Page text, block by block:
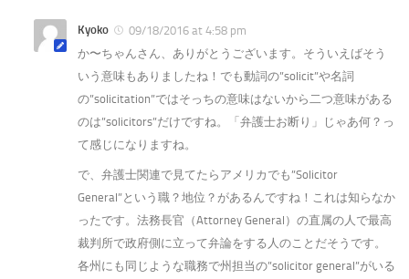
Kyoko
09/18/2016 at 4:58 pm
か〜ちゃんさん、ありがとうございます。そういえばそう
いう意味もありましたね！でも動詞の”solicit”や名詞
の”solicitation”ではそっちの意味はないから二つ意味がある
のは”solicitors”だけですね。「弁護士お断り」じゃあ何？っ
て感じになりますね。
で、弁護士関連で見てたらアメリカでも”Solicitor
General”という職？地位？があるんですね！これは知らなか
ったです。法務長官（Attorney General）の直属の人で最高
裁判所で政府側に立って弁論をする人のことだそうです。
各州にも同じような職務で州担当の”solicitor general”がいる